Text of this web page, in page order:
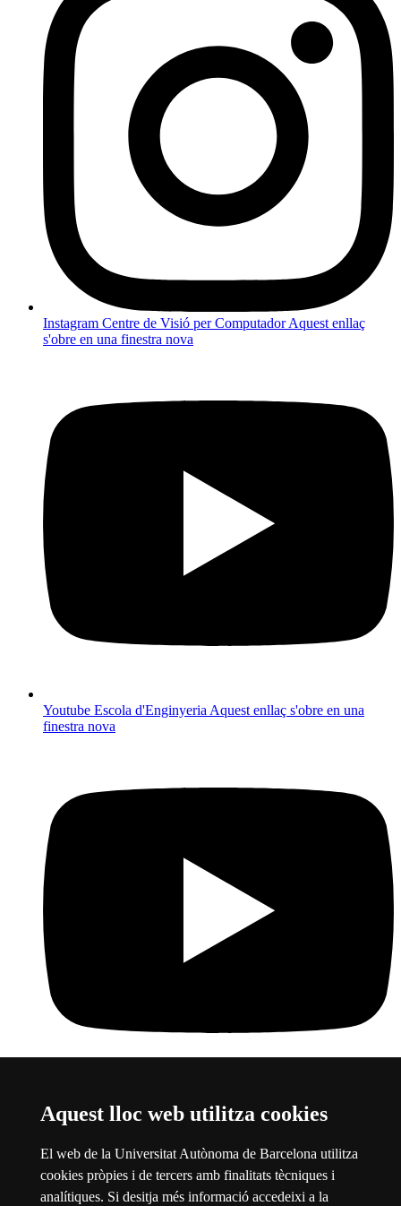
Aquest lloc web utilitza cookies
El web de la Universitat Autònoma de Barcelona utilitza
cookies pròpies i de tercers amb finalitats tècniques i
analítiques. Si desitja més informació accedeixi a la
Instagram Centre de Visió per ComputadorAquest enllaç
s'obre en una finestra nova
Youtube Escola d'Enginyeria Aquest enllaç s'obre en una
finestra nova
en una finestra nova
Sobre el web
Universitat Autònoma de Barcelona